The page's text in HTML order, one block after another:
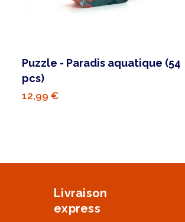
Puzzle - Paradis aquatique (54
pcs)
12,99 €
Livraison
express